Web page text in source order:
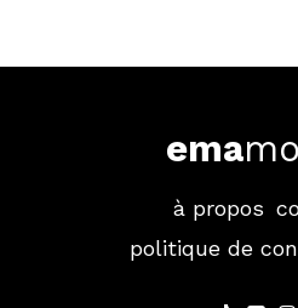
ema
à propos
politique de